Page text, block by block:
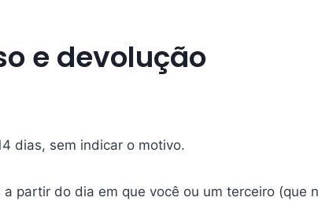
e devolução
dias, sem indicar o motivo.
partir do dia em que você ou um terceiro